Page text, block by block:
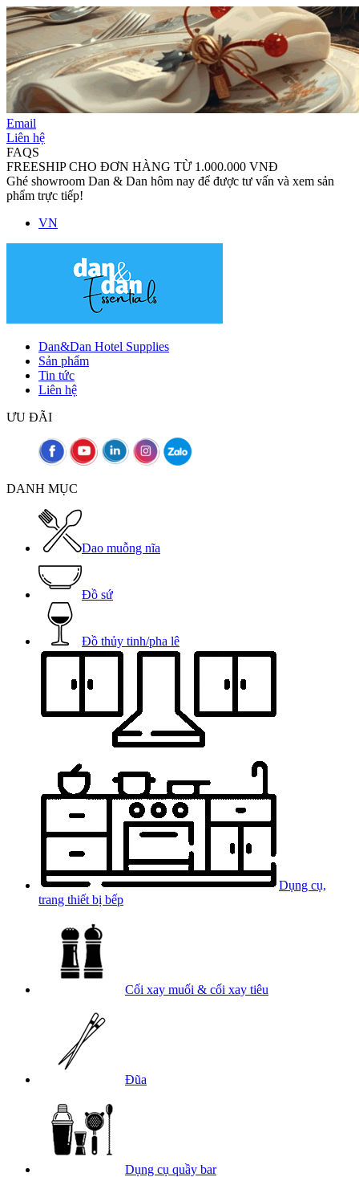
Email
Liên hệ
FAQS
FREESHIP CHO ĐƠN HÀNG TỪ 1.000.000 VNĐ
Ghé showroom Dan & Dan hôm nay để được tư vấn và xem sản
phẩm trực tiếp!
VN
Dan&Dan Hotel Supplies
Sản phẩm
Tin tức
Liên hệ
ƯU ĐÃI
DANH MỤC
Dao muỗng nĩa
Đồ sứ
Đồ thủy tinh/pha lê
Dụng cụ,
trang thiết bị bếp
Cối xay muối & cối xay tiêu
Đũa
Dụng cụ quầy bar